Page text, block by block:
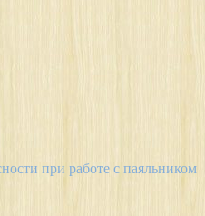
при работе с паяльником